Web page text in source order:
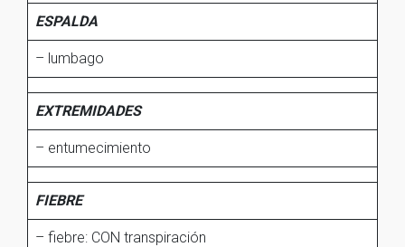
ESPALDA
– lumbago
EXTREMIDADES
– entumecimiento
FIEBRE
– fiebre: CON transpiración